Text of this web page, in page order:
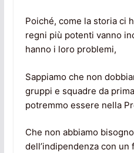
Poiché, come la storia ci
regni più potenti vanno
hanno i loro problemi,
Sappiamo che non
gruppi e squadre da
potremmo essere nella
Che non abbiamo
dell’indipendenza con un